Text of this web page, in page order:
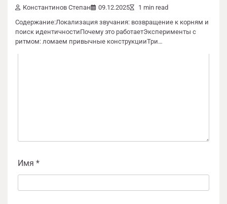
Константинов Степан 09.12.2025
1 min read
Содержание:Локализация звучания: возвращение к корням и
поиск идентичностиПочему это работаетЭксперименты с
ритмом: ломаем привычные конструкцииТри…
Обязательные поля помечены
Комментарий*
Имя *